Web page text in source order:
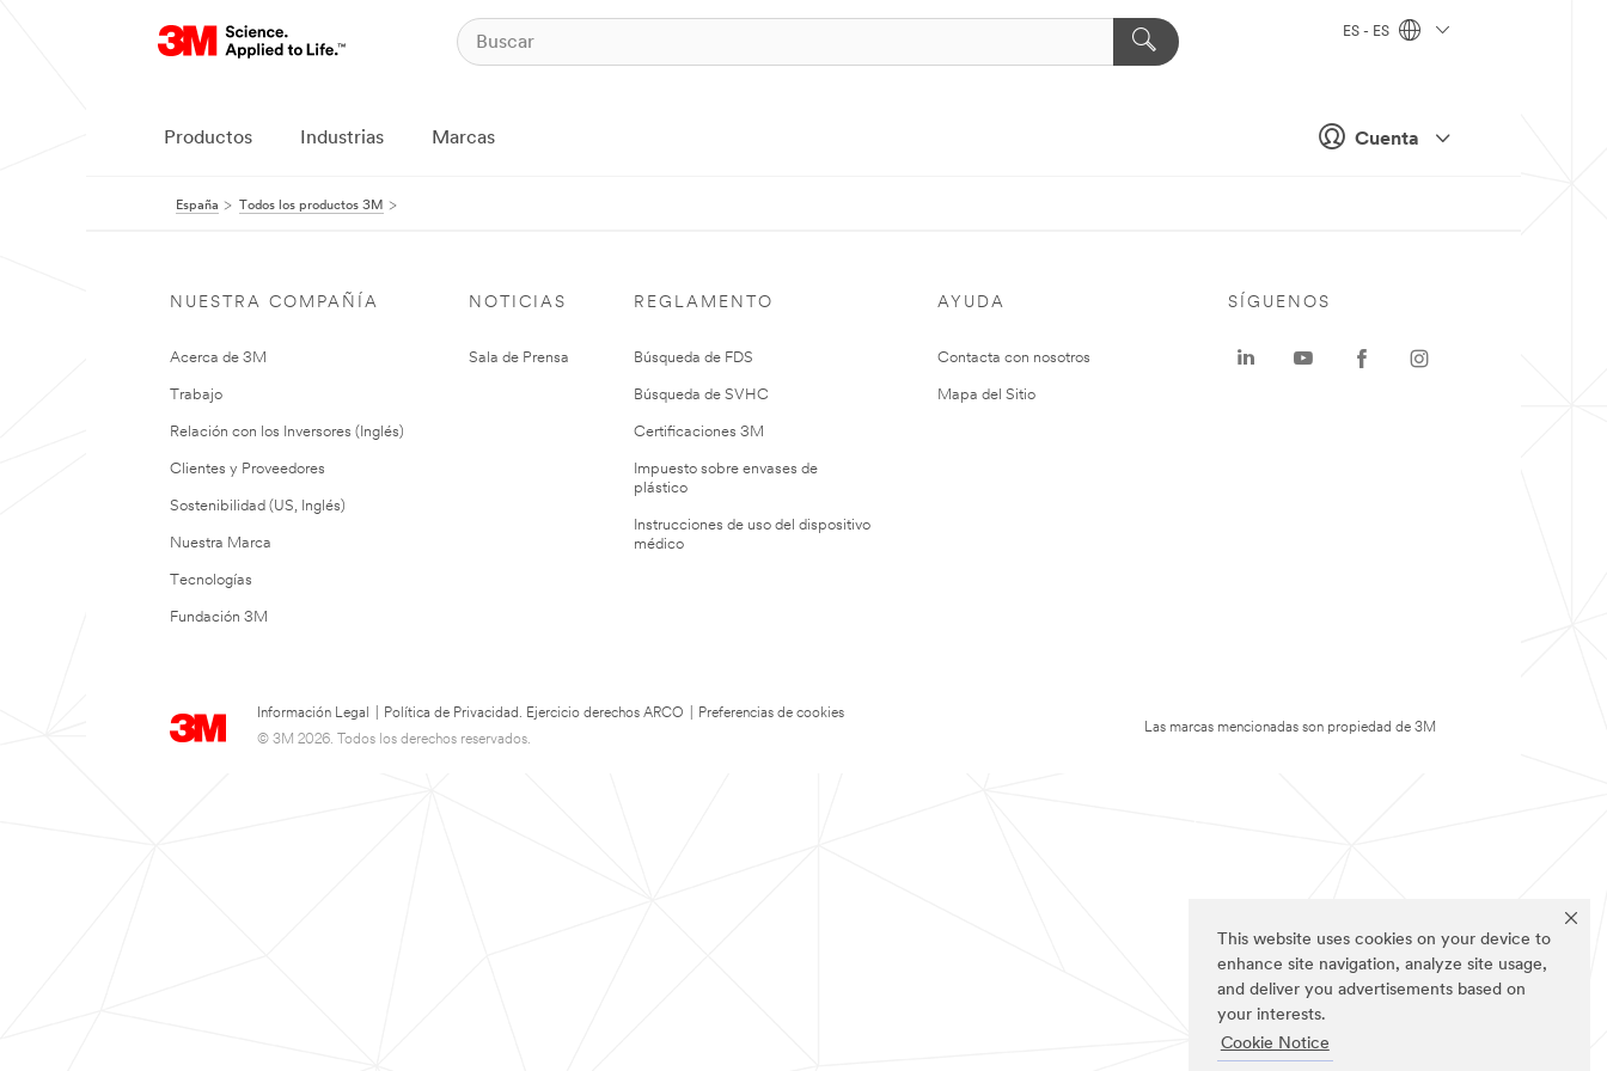
This website uses cookies on your device to
enhance site navigation, analyze site usage,
and deliver you advertisements based on
your interests.
Cookie Notice
Cuenta
ES - ES
Productos Industrias Marcas
España Todos los productos 3M
NUESTRA COMPAÑÍA
Acerca de 3M
Trabajo
Relación con los Inversores (Inglés)
Clientes y Proveedores
Sostenibilidad (US, Inglés)
Nuestra Marca
Tecnologías
Fundación 3M
NOTICIAS
Sala de Prensa
REGLAMENTO
Búsqueda de FDS
Búsqueda de SVHC
Certificaciones 3M
Impuesto sobre envases de
plástico
Instrucciones de uso del dispositivo
médico
AYUDA
Contacta con nosotros
Mapa del Sitio
Información Legal Política de Privacidad. Ejercicio derechos ARCO
Preferencias de cookies
© 3M 2026. Todos los derechos reservados.
SÍGUENOS
Las marcas mencionadas son propiedad de 3M